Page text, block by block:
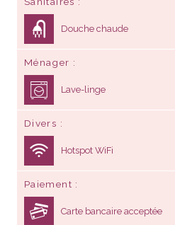
Douche chaude
Ménager
Lave-linge
Divers
Hotspot WiFi
Paiement
Carte bancaire acceptée